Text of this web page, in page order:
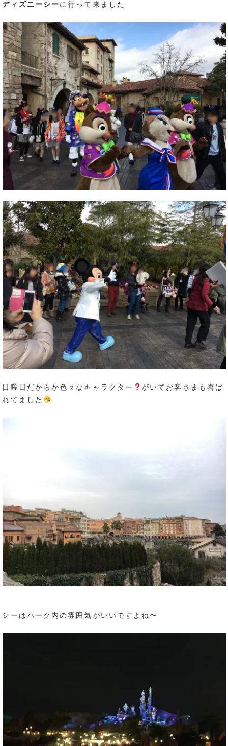
ディズニーシーに行って来ました
日曜日だからか色々なキャラクター
がいてお客さまも喜ば
れてました
シーはパーク内の雰囲気がいいですよね〜